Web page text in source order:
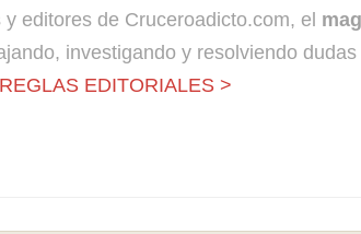
editores de Cruceroadicto.com, el
investigando y resolviendo
EDITORIALES >